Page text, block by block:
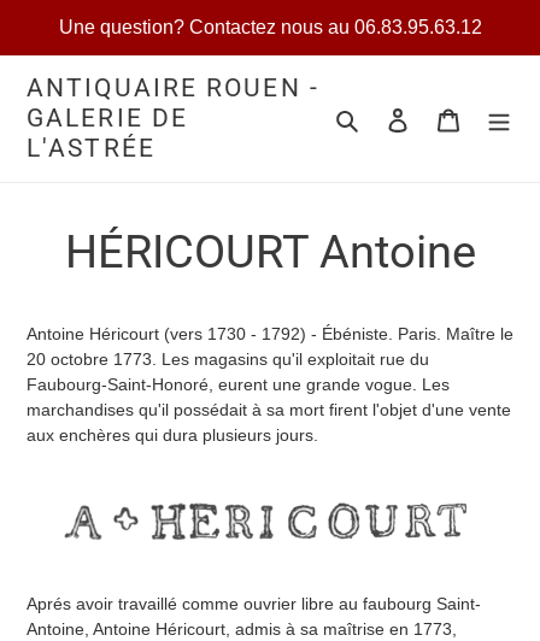
Une question? Contactez nous au 06.83.95.63.12
ANTIQUAIRE ROUEN -
GALERIE DE
L'ASTRÉE
RechercherSe connecter
Votre
HÉRICOURT Antoine
Antoine Héricourt (vers 1730 - 1792) - Ébéniste. Paris. Maître le
20 octobre 1773. Les magasins qu'il exploitait rue du
Faubourg-Saint-Honoré, eurent une grande vogue. Les
marchandises qu'il possédait à sa mort firent l'objet d'une vente
aux enchères qui dura plusieurs jours.
Aprés avoir travaillé comme ouvrier libre au faubourg Saint-
Antoine, Antoine Héricourt, admis à sa maîtrise en 1773,